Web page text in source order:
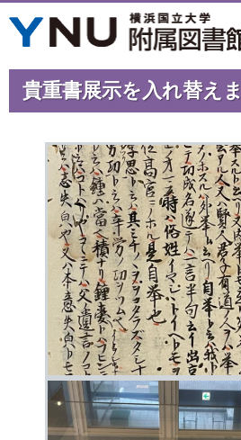
貴重書展示を入れ替え